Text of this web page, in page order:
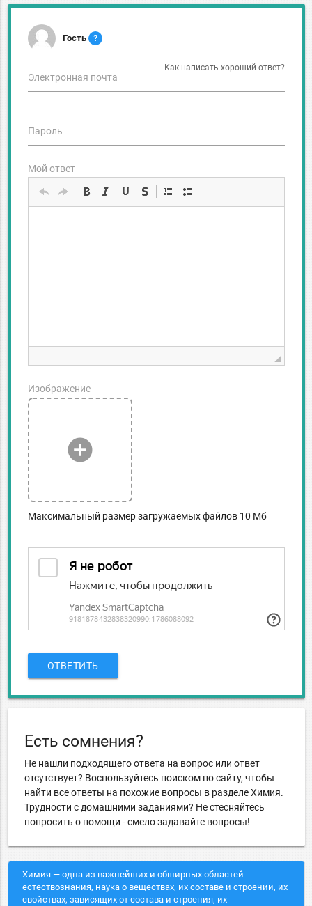
Гость ?
Как написать хороший ответ?
Электронная почта
Пароль
Мой ответ
add_circle
Изображение
Максимальный размер загружаемых файлов 10 Мб
ОТВЕТИТЬ
Есть сомнения?
Не нашли подходящего ответа на вопрос или ответ
отсутствует? Воспользуйтесь поиском по сайту, чтобы
найти все ответы на похожие вопросы в разделе Химия.
Трудности с домашними заданиями? Не стесняйтесь
попросить о помощи - смело задавайте вопросы!
Химия — одна из важнейших и обширных областей
естествознания, наука о веществах, их составе и строении, их
свойствах, зависящих от состава и строения, их